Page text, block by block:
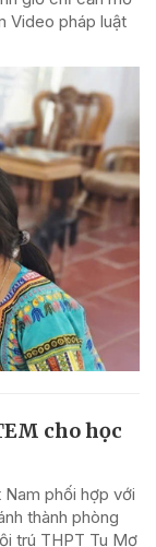
Video pháp luật
cho học
phối hợp với
thành phòng
trú THPT Tu Mơ